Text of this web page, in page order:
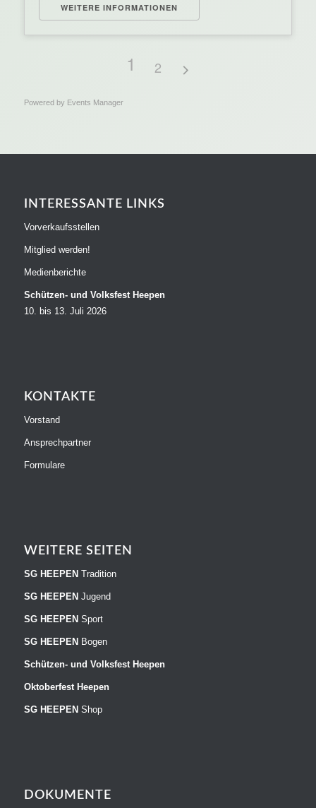
WEITERE INFORMATIONEN
1 2
Powered by Events Manager
INTERESSANTE LINKS
Vorverkaufsstellen
Mitglied werden!
Medienberichte
Schützen- und Volksfest Heepen
10. bis 13. Juli 2026
KONTAKTE
Vorstand
Ansprechpartner
Formulare
WEITERE SEITEN
SG HEEPEN Tradition
SG HEEPEN Jugend
SG HEEPEN Sport
SG HEEPEN Bogen
Schützen- und Volksfest Heepen
Oktoberfest Heepen
SG HEEPEN Shop
DOKUMENTE